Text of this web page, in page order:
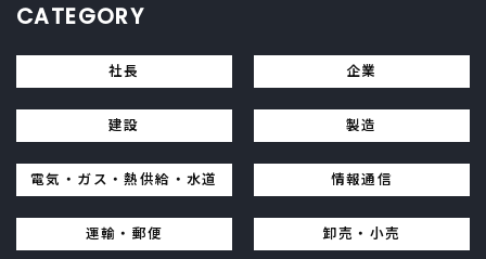
CATEGORY
社長 企業
建設 製造
電気・ガス・熱供給・水道 情報通信
運輸・郵便 卸売・小売